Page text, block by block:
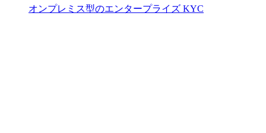
オンプレミス型のエンタープライズ KYC